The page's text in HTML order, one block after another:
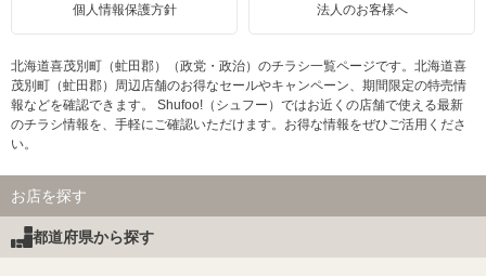
個人情報保護方針 法人のお客様へ
北海道喜茂別町（虻田郡）（政党・政治）のチラシ一覧ページです。北海道喜
茂別町（虻田郡）周辺店舗のお得なセールやキャンペーン、期間限定の特売情
報などを確認できます。 Shufoo!（シュフー）ではお近くの店舗で使える最新
のチラシ情報を、手軽にご確認いただけます。お得な情報をぜひご活用くださ
い。
お店を探す
都道府県から探す